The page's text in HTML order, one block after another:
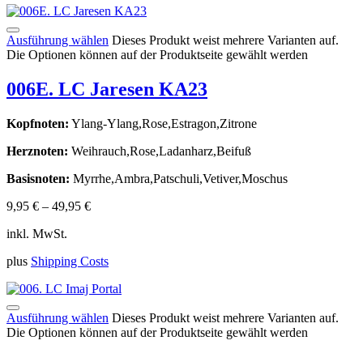
Ausführung wählen Dieses Produkt weist mehrere Varianten auf.
Die Optionen können auf der Produktseite gewählt werden
006E. LC Jaresen KA23
Kopfnoten: Ylang-Ylang,Rose,Estragon,Zitrone
Herznoten: Weihrauch,Rose,Ladanharz,Beifuß
Basisnoten: Myrrhe,Ambra,Patschuli,Vetiver,Moschus
9,95 € – 49,95 €
inkl. MwSt.
plus Shipping Costs
Ausführung wählen Dieses Produkt weist mehrere Varianten auf.
Die Optionen können auf der Produktseite gewählt werden